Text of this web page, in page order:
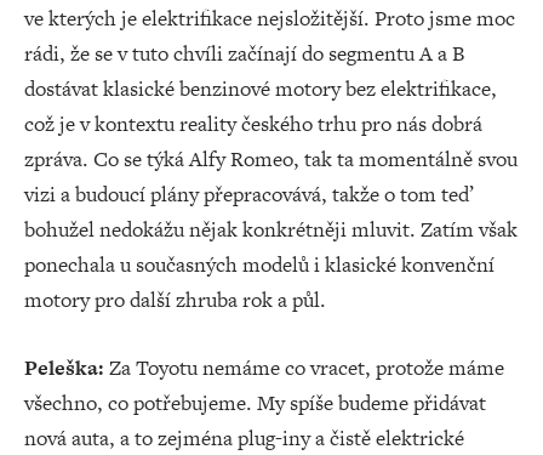
ve kterých je elektrifikace nejsložitější. Proto jsme moc
rádi, že se v tuto chvíli začínají do segmentu A a B
dostávat klasické benzinové motory bez elektrifikace,
což je v kontextu reality českého trhu pro nás dobrá
zpráva. Co se týká Alfy Romeo, tak ta momentálně svou
vizi a budoucí plány přepracovává, takže o tom teď
bohužel nedokážu nějak konkrétněji mluvit. Zatím však
ponechala u současných modelů i klasické konvenční
motory pro další zhruba rok a půl.
Peleška: Za Toyotu nemáme co vracet, protože máme
všechno, co potřebujeme. My spíše budeme přidávat
nová auta, a to zejména plug-iny a čistě elektrické